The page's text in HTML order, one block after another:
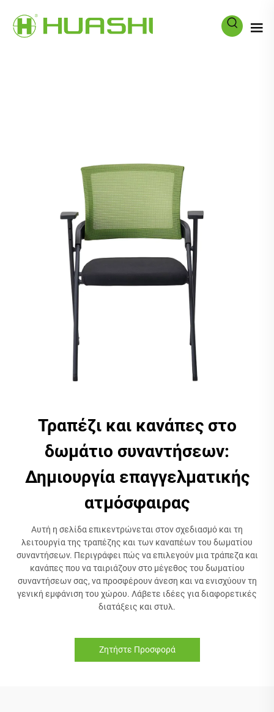
Τραπέζι και κανάπες στο
δωμάτιο συναντήσεων:
Δημιουργία επαγγελματικής
ατμόσφαιρας
Αυτή η σελίδα επικεντρώνεται στον σχεδιασμό και τη
λειτουργία της τραπέζης και των καναπέων του δωματίου
συναντήσεων. Περιγράφει πώς να επιλεγούν μια τράπεζα και
κανάπες που να ταιριάζουν στο μέγεθος του δωματίου
συναντήσεων σας, να προσφέρουν άνεση και να ενισχύουν τη
γενική εμφάνιση του χώρου. Λάβετε ιδέες για διαφορετικές
διατάξεις και στυλ.
Ζητήστε Προσφορά